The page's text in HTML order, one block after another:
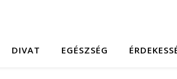
DIVAT EGÉSZSÉG